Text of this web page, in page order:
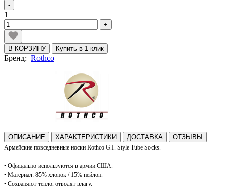
-
1
+
В КОРЗИНУ Купить в 1 клик
Бренд: Rothco
ОПИСАНИЕ ХАРАКТЕРИСТИКИ ДОСТАВКА ОТЗЫВЫ
Армейские повседневные носки Rothco G.I. Style Tube Socks.
• Офицально используются в армии США.
• Материал: 85% хлопок / 15% нейлон.
• Сохраняют тепло, отводят влагу.